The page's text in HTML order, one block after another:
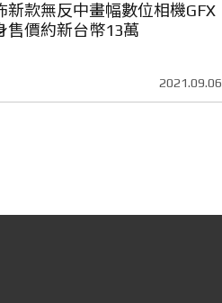
新款無反中畫幅數位相機GFX
售價約新台幣13萬
2021.09.06